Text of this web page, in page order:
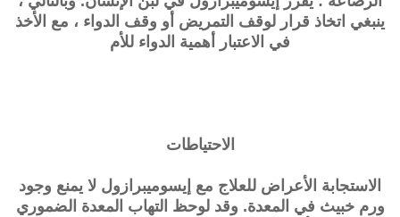
ينبغي اتخاذ قرار لوقف التمريض أو وقف الدواء ، مع الأخذ
في الاعتبار أهمية الدواء للأم
الاحتياطات
الاستجابة الأعراض للعلاج مع إيسوميبرازول لا يمنع وجود
ورم خبيث في المعدة. وقد لوحظ التهاب المعدة الضموري